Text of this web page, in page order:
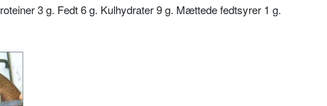
3 g. Fedt 6 g. Kulhydrater 9 g. Mættede fedtsyrer 1 g.